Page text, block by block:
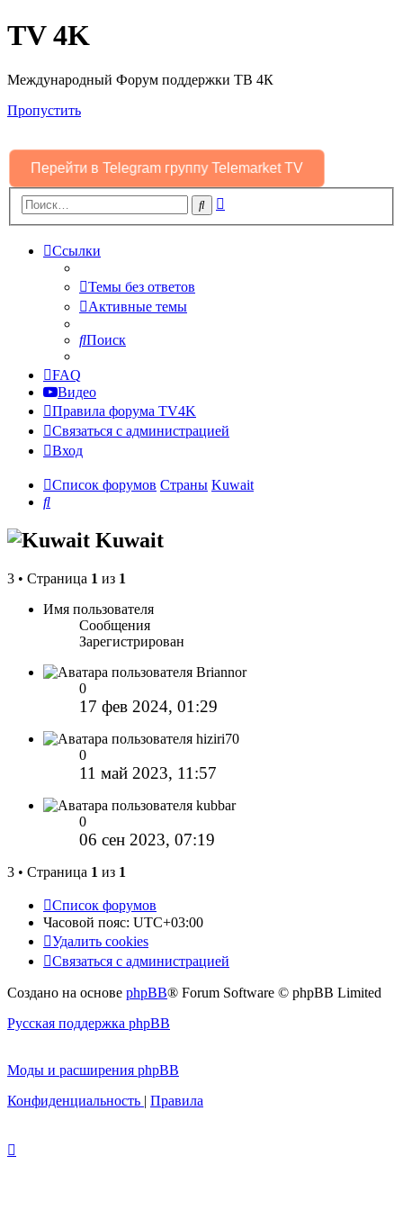
TV 4K
Международный Форум поддержки ТВ 4К
Пропустить
Перейти в Telegram группу Telemarket TV
Поиск
Ссылки
Темы без ответов
Активные темы
Поиск
FAQ
Видео
Правила форума TV4K
Связаться с администрацией
Вход
Список форумов Страны Kuwait
Поиск
Kuwait
3 • Страница 1 из 1
Имя пользователя
Сообщения
Зарегистрирован
Briannor
0
17 фев 2024, 01:29
hiziri70
0
11 май 2023, 11:57
kubbar
0
06 сен 2023, 07:19
3 • Страница 1 из 1
Список форумов
Часовой пояс: UTC+03:00
Удалить cookies
Связаться с администрацией
Создано на основе phpBB® Forum Software © phpBB Limited
Русская поддержка phpBB
Моды и расширения phpBB
Конфиденциальность | Правила